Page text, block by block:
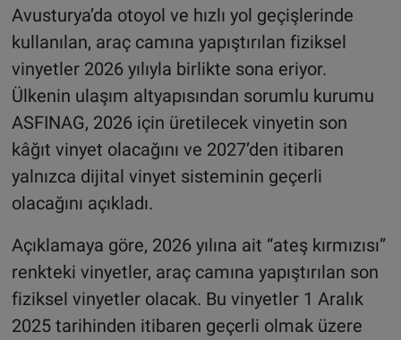
Avusturya’da otoyol ve hızlı yol geçişlerinde
kullanılan, araç camına yapıştırılan fiziksel
vinyetler 2026 yılıyla birlikte sona eriyor.
Ülkenin ulaşım altyapısından sorumlu kurumu
ASFINAG, 2026 için üretilecek vinyetin son
kâğıt vinyet olacağını ve 2027’den itibaren
yalnızca dijital vinyet sisteminin geçerli
olacağını açıkladı.
Açıklamaya göre, 2026 yılına ait “ateş kırmızısı”
renkteki vinyetler, araç camına yapıştırılan son
fiziksel vinyetler olacak. Bu vinyetler 1 Aralık
2025 tarihinden itibaren geçerli olmak üzere